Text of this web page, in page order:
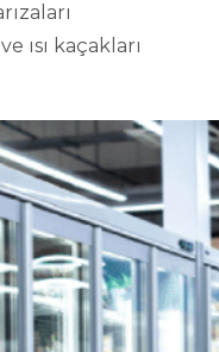
ısı kaçakları